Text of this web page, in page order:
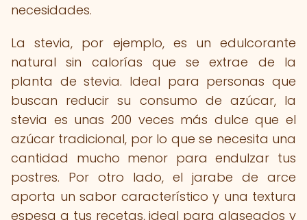
necesidades.
La stevia, por ejemplo, es un edulcorante
natural sin calorías que se extrae de la
planta de stevia. Ideal para personas que
buscan reducir su consumo de azúcar, la
stevia es unas 200 veces más dulce que el
azúcar tradicional, por lo que se necesita una
cantidad mucho menor para endulzar tus
postres. Por otro lado, el jarabe de arce
aporta un sabor característico y una textura
espesa a tus recetas, ideal para glaseados y